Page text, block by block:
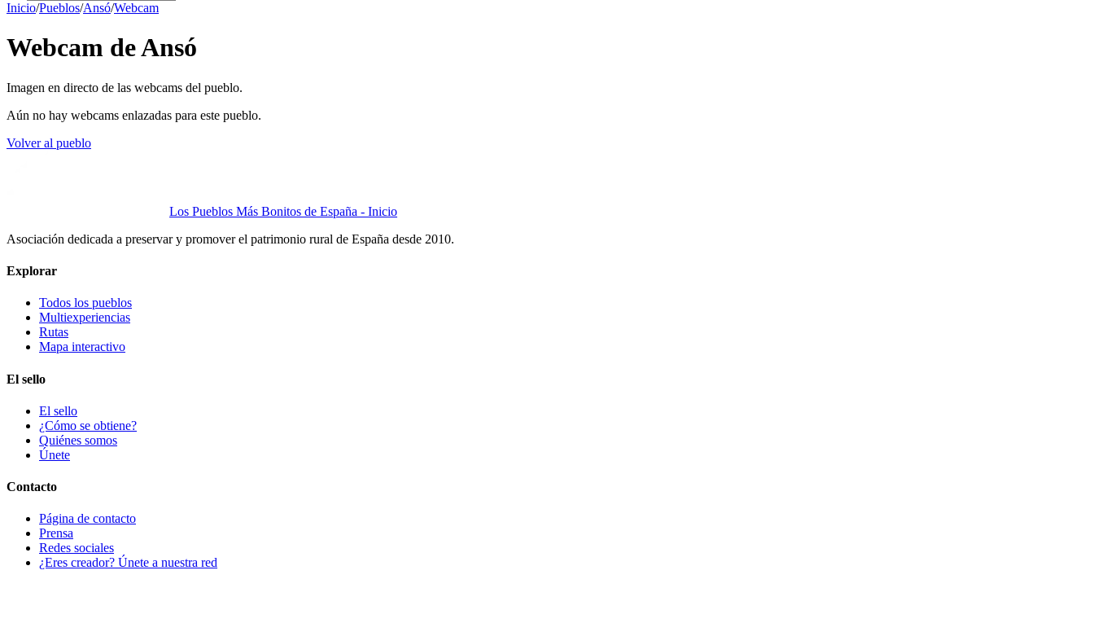
Inicio/Pueblos/Ansó/Webcam
Webcam de Ansó
Imagen en directo de las webcams del pueblo.
Aún no hay webcams enlazadas para este pueblo.
Volver al pueblo
Los Pueblos Más Bonitos de España - Inicio
Asociación dedicada a preservar y promover el patrimonio rural de España desde 2010.
Explorar
Todos los pueblos
Multiexperiencias
Rutas
Mapa interactivo
El sello
El sello
¿Cómo se obtiene?
Quiénes somos
Únete
Contacto
Página de contacto
Prensa
Redes sociales
¿Eres creador? Únete a nuestra red